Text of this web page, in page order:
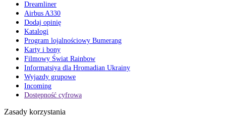
Dreamliner
Airbus A330
Dodaj opinię
Katalogi
Program lojalnościowy Bumerang
Karty i bony
Filmowy Świat Rainbow
Informatsiya dla Hromadian Ukrainy
Wyjazdy grupowe
Incoming
Dostępność cyfrowa
Zasady korzystania